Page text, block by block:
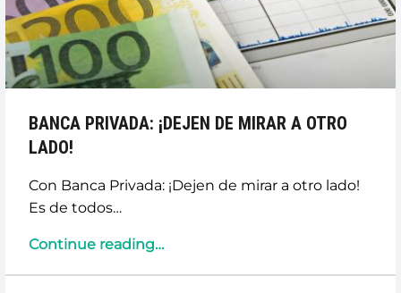
BANCA PRIVADA: ¡DEJEN DE MIRAR A OTRO
LADO!
Con Banca Privada: ¡Dejen de mirar a otro lado!
Es de todos…
Continue reading“BANCA
…